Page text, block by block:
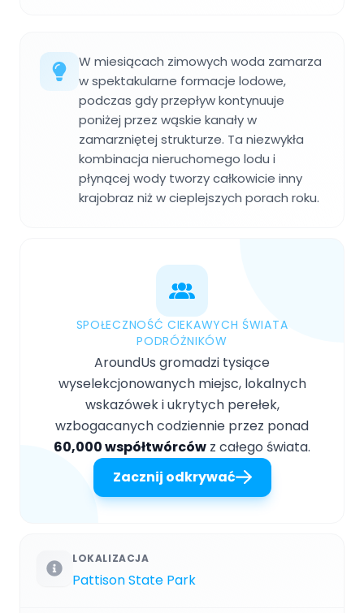
W miesiącach zimowych woda zamarza
w spektakularne formacje lodowe,
podczas gdy przepływ kontynuuje
poniżej przez wąskie kanały w
zamarzniętej strukturze. Ta niezwykła
kombinacja nieruchomego lodu i
płynącej wody tworzy całkowicie inny
krajobraz niż w cieplejszych porach roku.
SPOŁECZNOŚĆ CIEKAWYCH ŚWIATA
PODRÓŻNIKÓW
AroundUs gromadzi tysiące
wyselekcjonowanych miejsc, lokalnych
wskazówek i ukrytych perełek,
wzbogacanych codziennie przez ponad
60,000 współtwórców z całego świata.
Zacznij odkrywać
LOKALIZACJA
Pattison State Park